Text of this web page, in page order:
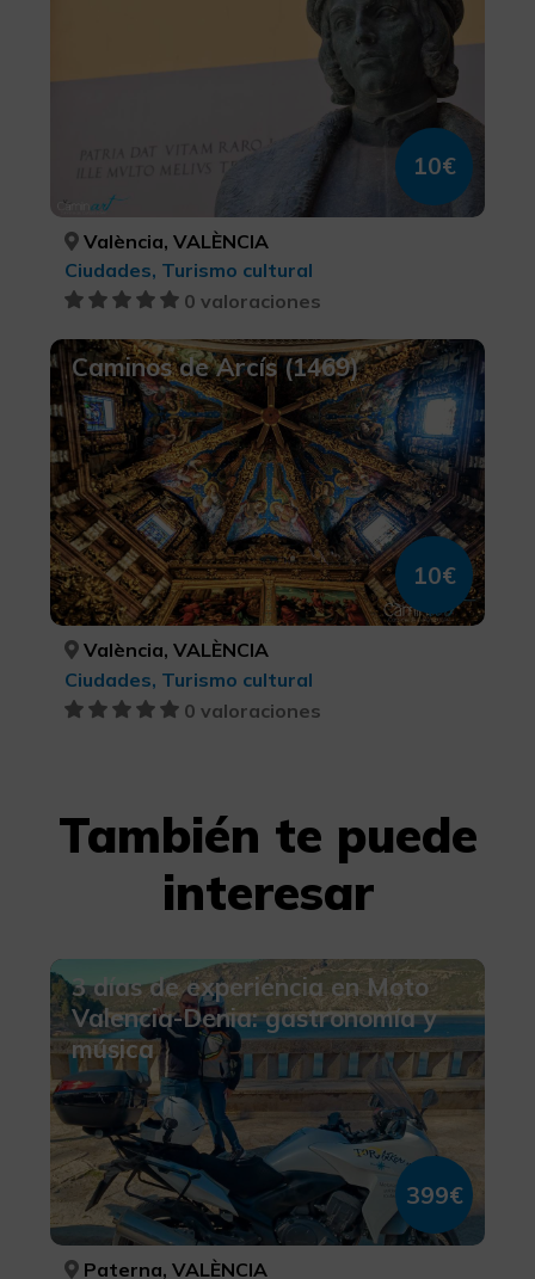
10€
València, VALÈNCIA
Ciudades, Turismo cultural
0 valoraciones
Caminos de Arcís (1469)
10€
València, VALÈNCIA
Ciudades, Turismo cultural
0 valoraciones
También te puede
interesar
3 días de experiencia en Moto
Valencia-Denia: gastronomía y
música
399€
Paterna, VALÈNCIA